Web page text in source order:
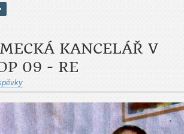
KANCELÁŘ V
09 - RE